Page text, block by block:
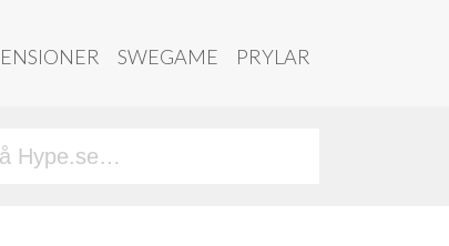
SWEGAME PRYLAR